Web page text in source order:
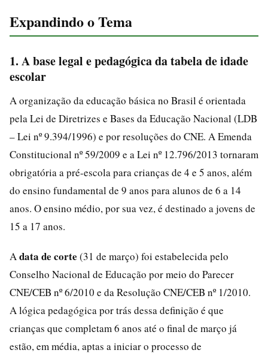
Expandindo o Tema
1. A base legal e pedagógica da tabela de idade
escolar
A organização da educação básica no Brasil é orientada
pela Lei de Diretrizes e Bases da Educação Nacional (LDB
– Lei nº 9.394/1996) e por resoluções do CNE. A Emenda
Constitucional nº 59/2009 e a Lei nº 12.796/2013 tornaram
obrigatória a pré-escola para crianças de 4 e 5 anos, além
do ensino fundamental de 9 anos para alunos de 6 a 14
anos. O ensino médio, por sua vez, é destinado a jovens de
15 a 17 anos.
A data de corte (31 de março) foi estabelecida pelo
Conselho Nacional de Educação por meio do Parecer
CNE/CEB nº 6/2010 e da Resolução CNE/CEB nº 1/2010.
A lógica pedagógica por trás dessa definição é que
crianças que completam 6 anos até o final de março já
estão, em média, aptas a iniciar o processo de